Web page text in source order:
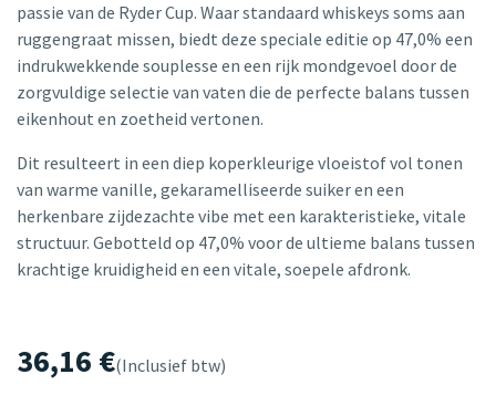
passie van de Ryder Cup. Waar standaard whiskeys soms aan
ruggengraat missen, biedt deze speciale editie op 47,0% een
indrukwekkende souplesse en een rijk mondgevoel door de
zorgvuldige selectie van vaten die de perfecte balans tussen
eikenhout en zoetheid vertonen.
Dit resulteert in een diep koperkleurige vloeistof vol tonen
van warme vanille, gekaramelliseerde suiker en een
herkenbare zijdezachte vibe met een karakteristieke, vitale
structuur. Gebotteld op 47,0% voor de ultieme balans tussen
krachtige kruidigheid en een vitale, soepele afdronk.
36,16 €(Inclusief btw)